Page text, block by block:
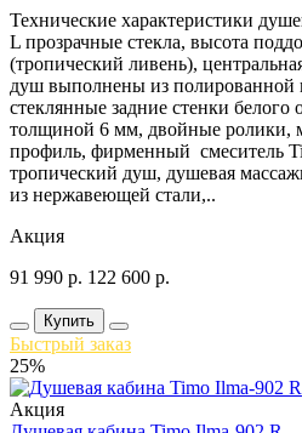
Технические характеристики
L прозрачные стекла, высота
(тропический ливень),
душ выполнены из полированной
стеклянные задние стенки белого
толщиной 6 мм, двойные ролики,
профиль, фирменный смеситель
тропический душ, душевая
из нержавеющей стали,..
Акция
91 990 р. 122 600 р.
Купить
Быстрый заказ
25%
Акция